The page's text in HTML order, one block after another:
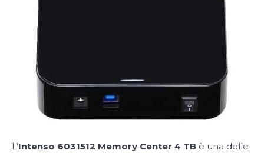
L’Intenso 6031512 Memory Center 4 TB è una delle